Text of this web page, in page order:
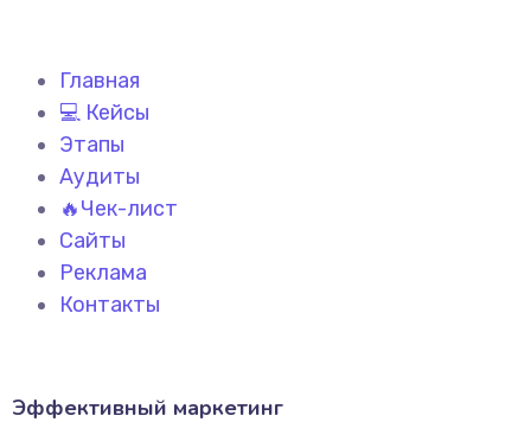
Главная
💻 Кейсы
Этапы
Аудиты
🔥Чек-лист
Сайты
Реклама
Контакты
Эффективный маркетинг